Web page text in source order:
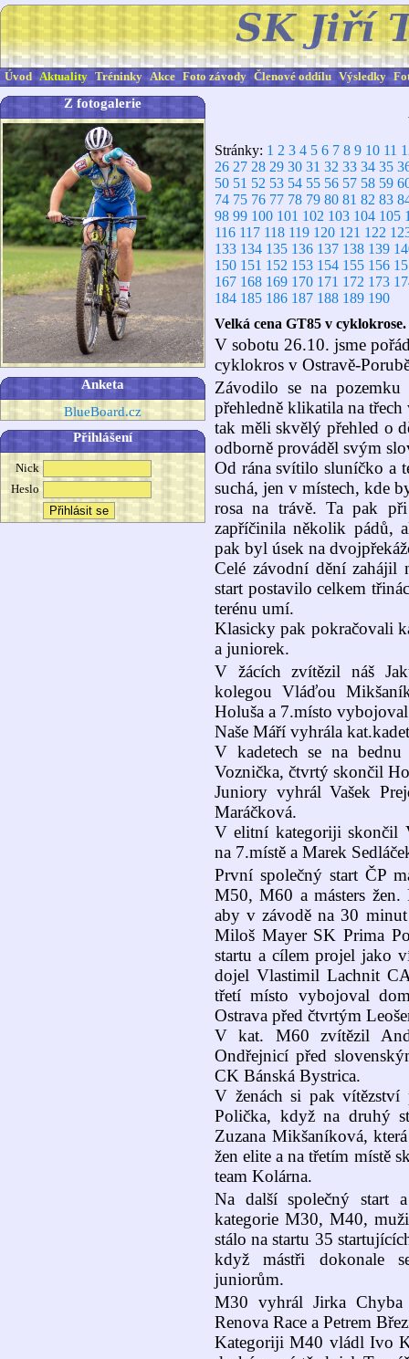
Úvod Aktuality Tréninky Akce Foto závody Členové oddílu Výsledky
Z fotogalerie
Anketa
BlueBoard.cz
Přihlášení
Nick
Heslo
Stránky: 1 2 3 4 5 6 7 8 9 10 11
26 27 28 29 30 31 32 33 34 35
50 51 52 53 54 55 56 57 58 59
74 75 76 77 78 79 80 81 82 83
98 99 100 101 102 103 104 105
116 117 118 119 120 121 122
133 134 135 136 137 138 139
150 151 152 153 154 155 156
167 168 169 170 171 172 173
184 185 186 187 188 189 190
Velká cena GT85 v cyklokrose.
V sobotu 26.10. jsme
cyklokros v Ostravě-
Závodilo se na
přehledně klikatila na
tak měli skvělý přehled o
odborně prováděl svým
Od rána svítilo sluníčko a
suchá, jen v místech, kde
rosa na trávě. Ta pak
zapříčinila několik pádů,
pak byl úsek na
Celé závodní dění zahájil
start postavilo celkem
terénu umí.
Klasicky pak pokračovali
a juniorek.
V žácích zvítězil náš
kolegou Vláďou
Holuša a 7.místo
Naše Máří vyhrála
V kadetech se na
Voznička, čtvrtý skončil
Juniory vyhrál Vašek
Maráčková.
V elitní kategoriji skončil
na 7.místě a Marek
První společný start ČP
M50, M60 a másters žen.
aby v závodě na 30
Miloš Mayer SK Prima
startu a cílem projel jako
dojel Vlastimil Lachnit
třetí místo vybojoval
Ostrava před čtvrtým
V kat. M60 zvítězil
Ondřejnicí před
CK Bánská Bystrica.
V ženách si pak vítězství
Polička, když na druhý
Zuzana Mikšaníková,
žen elite a na třetím místě
team Kolárna.
Na další společný start
kategorie M30, M40,
stálo na startu 35
když mástři dokonale
juniorům.
M30 vyhrál Jirka Chyba
Renova Race a Petrem
Kategoriji M40 vládl Ivo